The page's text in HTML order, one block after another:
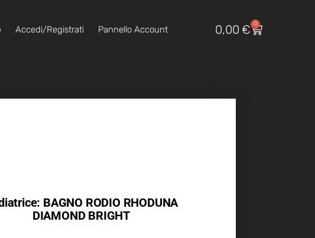
Accedi/Registrati Pannello Account 0,00 € 0
BAGNO RODIO RHODUNA
DIAMOND BRIGHT